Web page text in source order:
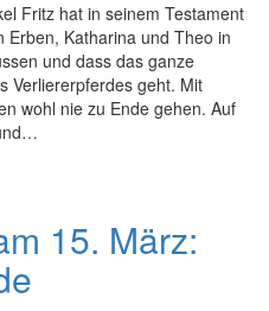
Fritz hat in seinem Testament
Erben, Katharina und Theo in
und dass das ganze
Verliererpferdes geht. Mit
wohl nie zu Ende gehen. Auf
15. März: